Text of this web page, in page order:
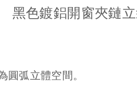
黑色鍍鋁開窗夾鏈
圓弧立體空間。